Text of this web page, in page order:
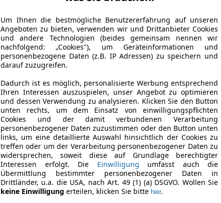
Um Ihnen die bestmögliche Benutzererfahrung auf unseren
Angeboten zu bieten, verwenden wir und Drittanbieter Cookies
und andere Technologien (beides gemeinsam nennen wir
nachfolgend: „Cookies"), um Geräteinformationen und
personenbezogene Daten (z.B. IP Adressen) zu speichern und
darauf zuzugreifen.
Dadurch ist es möglich, personalisierte Werbung entsprechend
Ihren Interessen auszuspielen, unser Angebot zu optimieren
und dessen Verwendung zu analysieren. Klicken Sie den Button
unten rechts, um dem Einsatz von einwilligungspflichten
Cookies und der damit verbundenen Verarbeitung
personenbezogener Daten zuzustimmen oder den Button unten
links, um eine detaillierte Auswahl hinsichtlich der Cookies zu
treffen oder um der Verarbeitung personenbezogener Daten zu
widersprechen, soweit diese auf Grundlage berechtigter
Interessen erfolgt. Die Einwilligung umfasst auch die
Übermittlung bestimmter personenbezogener Daten in
Drittländer, u.a. die USA, nach Art. 49 (1) (a) DSGVO. Wollen Sie
keine Einwilligung erteilen, klicken Sie bitte hier.